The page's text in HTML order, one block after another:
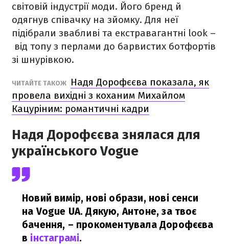
світовій індустрії моди. Його бренд й
одягнув співачку на зйомку. Для неї
підібрали звабливі та екстравагантні look –
від топу з перлами до барвистих ботфортів
зі шнурівкою.
ЧИТАЙТЕ ТАКОЖ
Надя Дорофєєва показала, як
провела вихідні з коханим Михайлом
Кацуріним: романтичні кадри
Надя Дорофєєва знялася для
українського Vogue
Новий вимір, нові образи, нові сенси
на Vogue UA. Дякую, Антоне, за твоє
бачення, – прокоментувала Дорофєєва
в інстаграмі.